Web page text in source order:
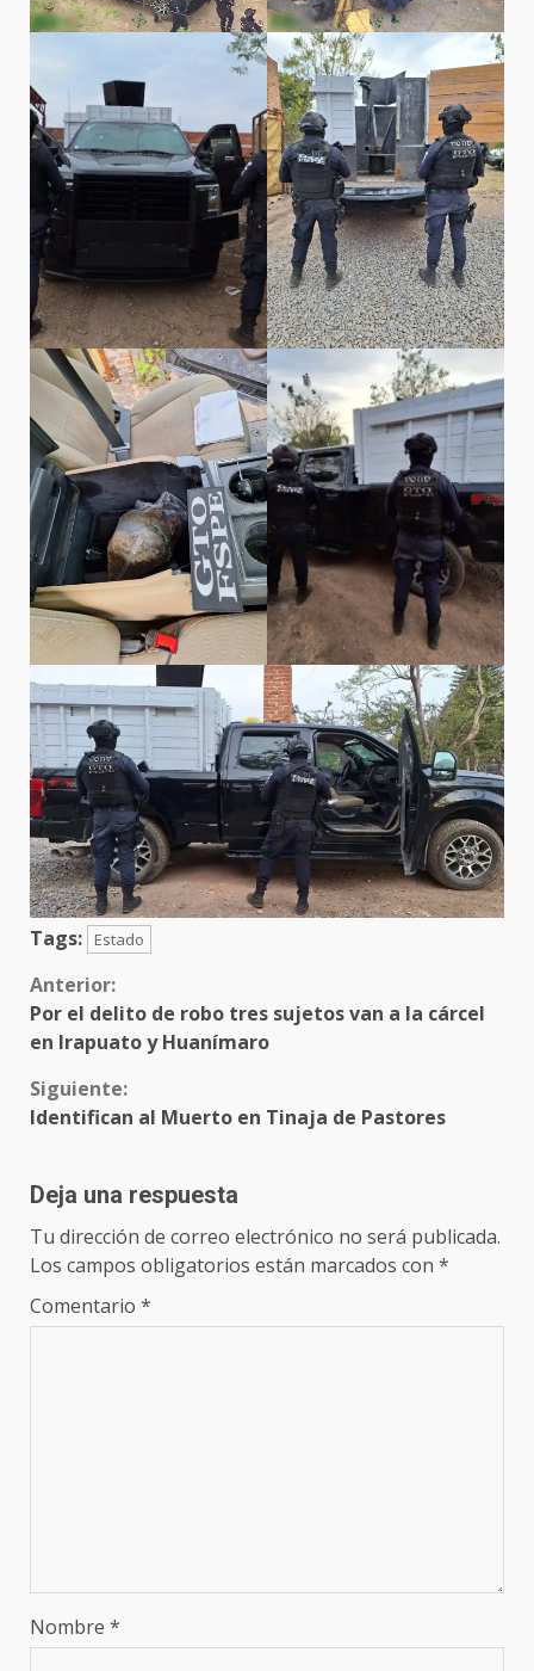
Tags: Estado
Sigue
leyendo
Anterior:
Por el delito de robo tres sujetos van a la cárcel
en Irapuato y Huanímaro
Siguiente:
Identifican al Muerto en Tinaja de Pastores
Deja una respuesta
Tu dirección de correo electrónico no será publicada.
Los campos obligatorios están marcados con *
Comentario *
Nombre *